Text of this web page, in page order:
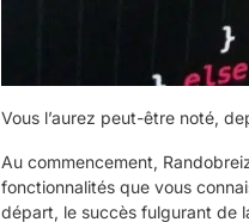
Vous l’aurez peut-être noté,
Au commencement,
fonctionnalités que vous
départ, le succès fulgurant de